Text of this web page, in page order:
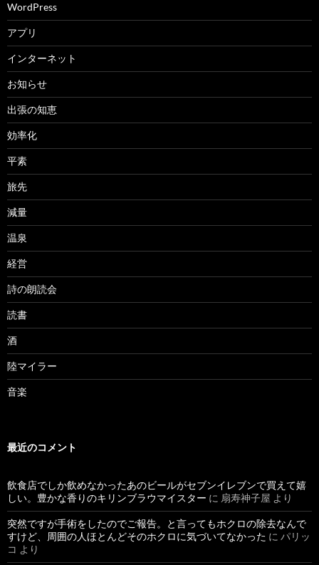
WordPress
アプリ
インターネット
お知らせ
出張の知恵
効率化
平素
旅先
減量
温泉
経営
詩の朗読会
読書
酒
陸マイラー
音楽
最近のコメント
飲食店でしか飲めなかったあのビールがセブンイレブンで買えて嬉
しい。豊かな香りのキリンブラウマイスター に 扇寿神子屋 より
突然ですが手術をしたのでご報告。と言ってもホクロの除去なんで
すけど、周囲の人ほとんどそのホクロに気づいてなかった に パリッ
コ より